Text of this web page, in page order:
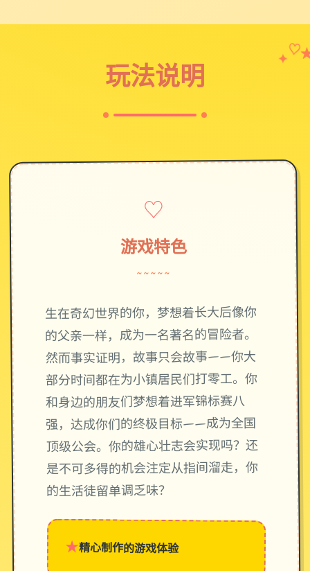
玩法说明
✦♡
♡
游戏特色
~~~~~
生在奇幻世界的你，梦想着长大后像你
的父亲一样，成为一名著名的冒险者。
然而事实证明，故事只会故事——你大
部分时间都在为小镇居民们打零工。你
和身边的朋友们梦想着进军锦标赛八
强，达成你们的终极目标——成为全国
顶级公会。你的雄心壮志会实现吗？还
是不可多得的机会注定从指间溜走，你
的生活徒留单调乏味？
★精心制作的游戏体验